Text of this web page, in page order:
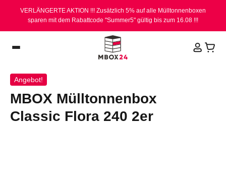
VERLÄNGERTE AKTION !!! Zusätzlich 5% auf alle Mülltonnenboxen
sparen mit dem Rabattcode "Summer5" gültig bis zum 16.08 !!!
Classic Flora MBOX Mülltonnenbox Classic
Angebot!
MBOX Mülltonnenbox
Classic Flora 240 2er